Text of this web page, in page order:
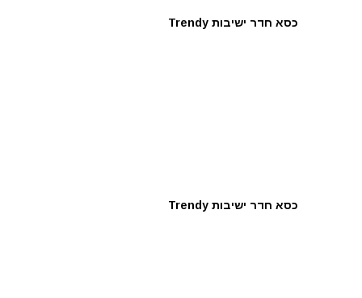
כסא חדר ישיבות Trendy
כסא חדר ישיבות Trendy